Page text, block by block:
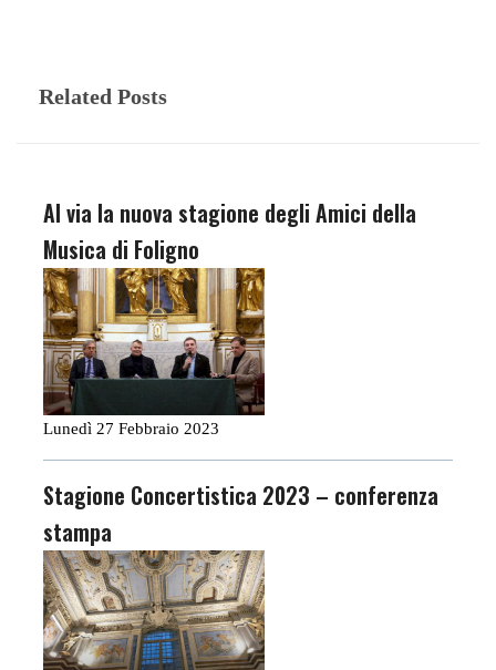
Related Posts
Al via la nuova stagione degli Amici della
Musica di Foligno
Lunedì 27 Febbraio 2023
Stagione Concertistica 2023 – conferenza
stampa